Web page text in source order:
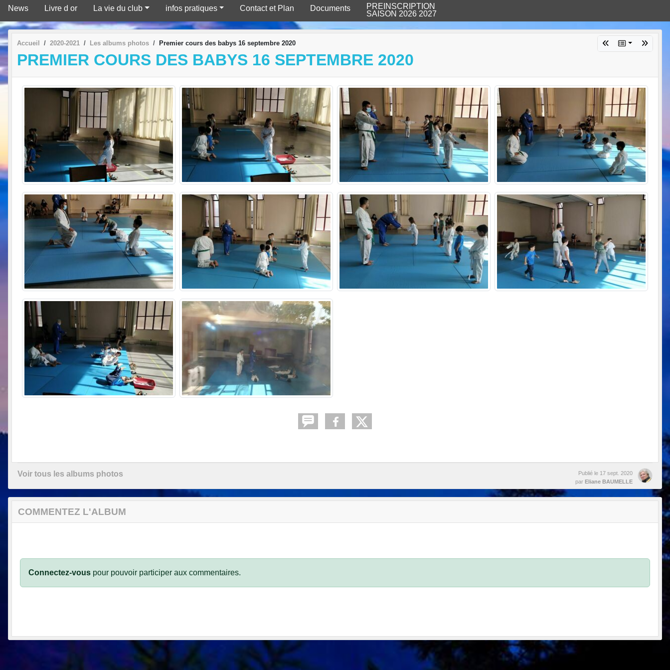
News Livre d or La vie du club infos pratiques Contact et Plan Documents
PREINSCRIPTION
SAISON 2026 2027
Accueil 2020-2021 Les albums photos Premier cours des babys 16 septembre 2020
PREMIER COURS DES BABYS 16 SEPTEMBRE 2020
Voir tous les albums photos Publié le 17 sept. 2020
par Eliane BAUMELLE
COMMENTEZ L'ALBUM
Connectez-vous pour pouvoir participer aux commentaires.